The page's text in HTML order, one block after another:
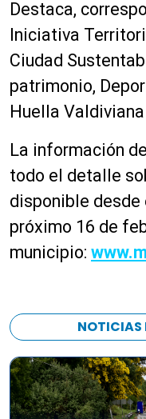
Destaca,
Iniciativa
Ciudad
patrimonio,
Huella
La información
todo el detalle
disponible desde
próximo 16 de
municipio:
NOTICIAS